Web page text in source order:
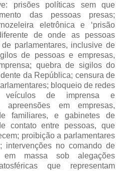
prisões políticas sem que
das pessoas presas;
eletrônica e ‘prisão
de onde as pessoas
parlamentares, inclusive de
de pessoas e empresas,
quebra de sigilos do
da República; censura de
bloqueio de redes
veículos de imprensa e
apreensões em empresas,
familiares, e gabinetes de
contato entre pessoas, que
proibição a parlamentares
intervenções no comando de
massa sob alegações
que representam